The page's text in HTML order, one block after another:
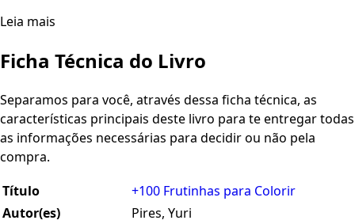
Leia mais
Ficha Técnica do Livro
Separamos para você, através dessa ficha técnica, as
características principais deste livro para te entregar todas
as informações necessárias para decidir ou não pela
compra.
Título
+100 Frutinhas para Colorir
Autor(es)
Pires, Yuri